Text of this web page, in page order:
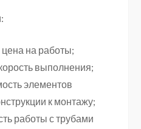
цена на работы;
выполнения;
элементов
к монтажу;
работы с трубами